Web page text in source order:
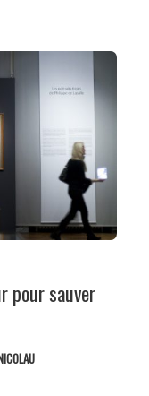
pour sauver